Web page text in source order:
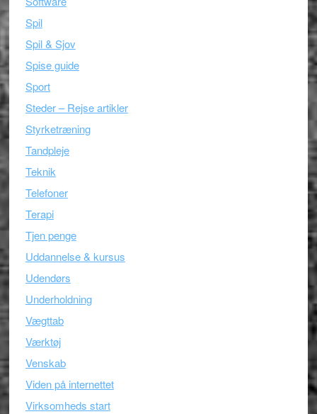
Spil
Spil & Sjov
Spise guide
Sport
Steder – Rejse artikler
Styrketræning
Tandpleje
Teknik
Telefoner
Terapi
Tjen penge
Uddannelse & kursus
Udendørs
Underholdning
Vægttab
Værktøj
Venskab
Viden på internettet
Virksomheds start